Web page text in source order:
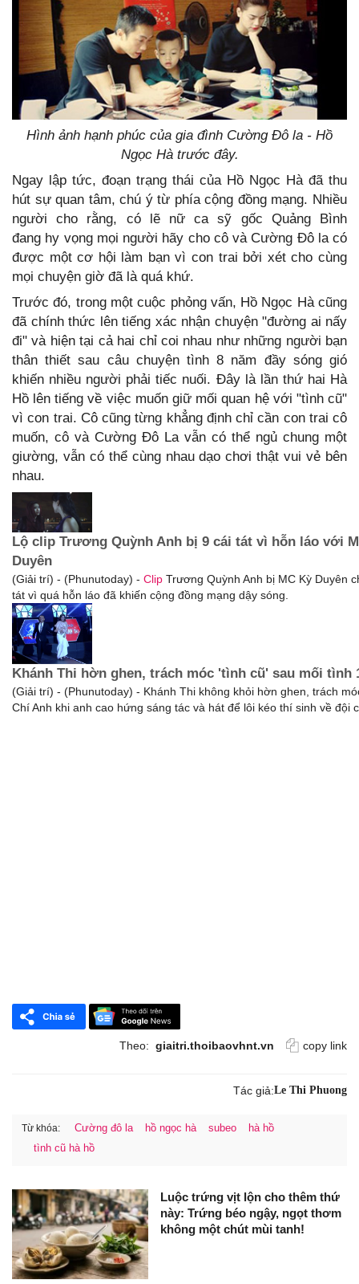
Hình ảnh hạnh phúc của gia đình Cường Đô la - Hồ
Ngọc Hà trước đây.
Ngay lập tức, đoạn trạng thái của Hồ Ngọc Hà đã thu
hút sự quan tâm, chú ý từ phía cộng đồng mạng. Nhiều
người cho rằng, có lẽ nữ ca sỹ gốc Quảng Bình
đang hy vọng mọi người hãy cho cô và Cường Đô la có
được một cơ hội làm bạn vì con trai bởi xét cho cùng
mọi chuyện giờ đã là quá khứ.
Trước đó, trong một cuộc phỏng vấn, Hồ Ngọc Hà cũng
đã chính thức lên tiếng xác nhận chuyện "đường ai nấy
đi" và hiện tại cả hai chỉ coi nhau như những người bạn
thân thiết sau câu chuyện tình 8 năm đầy sóng gió
khiến nhiều người phải tiếc nuối. Đây là lần thứ hai Hà
Hồ lên tiếng về việc muốn giữ mối quan hệ với "tình cũ"
vì con trai. Cô cũng từng khẳng định chỉ cần con trai cô
muốn, cô và Cường Đô La vẫn có thể ngủ chung một
giường, vẫn có thể cùng nhau dạo chơi thật vui vẻ bên
nhau.
Lộ clip Trương Quỳnh Anh bị 9 cái tát vì hỗn láo với
Duyên
(Giải trí) - (Phunutoday) - Clip Trương Quỳnh Anh bị MC Kỳ Duyên
tát vì quá hỗn láo đã khiến cộng đồng mạng dậy sóng.
Khánh Thi hờn ghen, trách móc 'tình cũ' sau mối tình
(Giải trí) - (Phunutoday) - Khánh Thi không khỏi hờn ghen, trách
Chí Anh khi anh cao hứng sáng tác và hát để lôi kéo thí sinh về đội
Theo: giaitri.thoibaovhnt.vn copy link
Tác giả:Le Thi Phuong
Từ khóa: Cường đô la hồ ngọc hà subeo
hà hồ
tình cũ hà hồ
Luộc trứng vịt lộn cho thêm thứ
này: Trứng béo ngậy, ngọt thơm
không một chút mùi tanh!